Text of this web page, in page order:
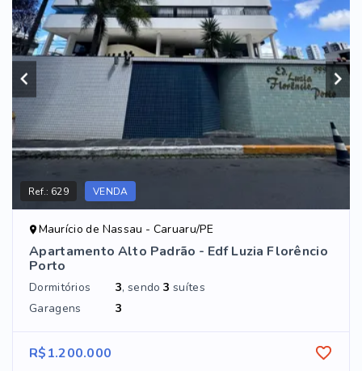
Ref.: 629 VENDA
Maurício de Nassau - Caruaru/PE
Apartamento Alto Padrão - Edf Luzia Florêncio
Porto
Dormitórios 3, sendo3 suítes
Garagens
3
R$1.200.000